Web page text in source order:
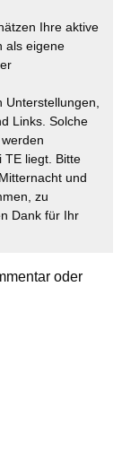
Ihre aktive
als eigene
Unterstellungen,
Links. Solche
TE liegt. Bitte
und
zu
Dank für Ihr
oder